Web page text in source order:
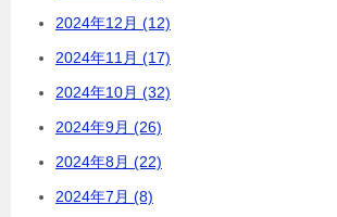
2024年12月 (12)
2024年11月 (17)
2024年10月 (32)
2024年9月 (26)
2024年8月 (22)
2024年7月 (8)